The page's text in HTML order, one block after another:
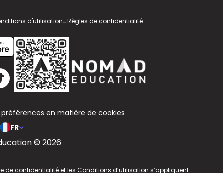
d'utilisation-Règles de confidentialité
en matière de cookies
FR
© 2026
de confidentialitéet les Conditions d’utilisation s’appliquent.